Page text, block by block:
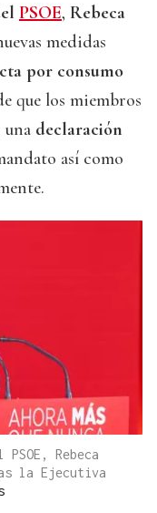
PSOE, Rebeca
medidas
por consumo
que los miembros
una declaración
así como
Rebeca
la Ejecutiva